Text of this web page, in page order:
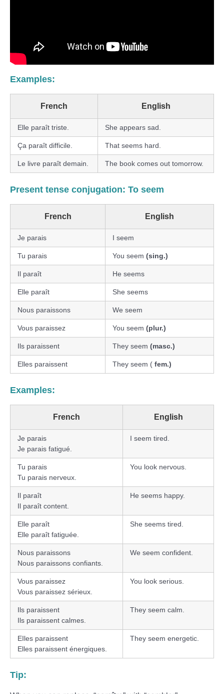
Examples:
French English
Elle paraît triste. She appears sad.
Ça paraît difficile. That seems hard.
Le livre paraît demain. The book comes out tomorrow.
Present tense conjugation: To seem
French English
Je parais I seem
Tu parais You seem (sing.)
Il paraît He seems
Elle paraît She seems
Nous paraissons We seem
Vous paraissez You seem (plur.)
Ils paraissent They seem (masc.)
Elles paraissent They seem ( fem.)
Examples:
French English
Je parais
Je parais fatigué.
I seem tired.
Tu parais
Tu parais nerveux.
You look nervous.
Il paraît
Il paraît content.
He seems happy.
Elle paraît
Elle paraît fatiguée.
She seems tired.
Nous paraissons
Nous paraissons confiants.
We seem confident.
Vous paraissez
Vous paraissez sérieux.
You look serious.
Ils paraissent
Ils paraissent calmes.
They seem calm.
EIles paraissent
Elles paraissent énergiques.
They seem energetic.
Tip: